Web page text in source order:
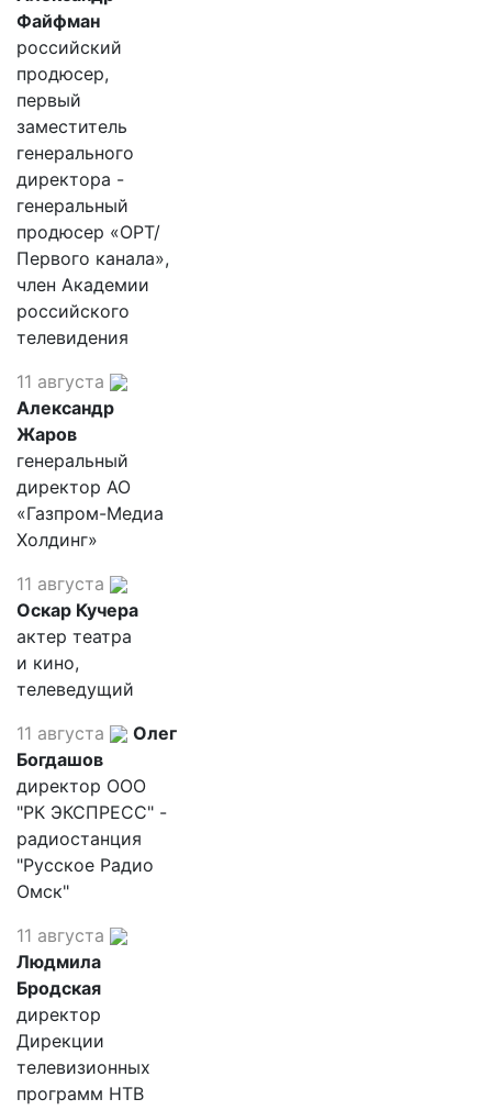
Файфман
российский
продюсер,
первый
заместитель
генерального
директора -
генеральный
продюсер «ОРТ/
Первого канала»,
член Академии
российского
телевидения
11 августа
Александр
Жаров
генеральный
директор АО
«Газпром-Медиа
Холдинг»
11 августа
Оскар Кучера
актер театра
и кино,
телеведущий
11 августа
Олег
Богдашов
директор ООО
"РК ЭКСПРЕСС" -
радиостанция
"Русское Радио
Омск"
11 августа
Людмила
Бродская
директор
Дирекции
телевизионных
программ НТВ